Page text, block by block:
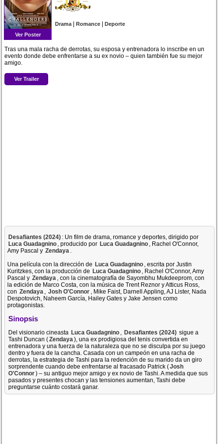
Ver Poster
Drama|Romance |Deporte
Tras una mala racha de derrotas, su esposa y entrenadora lo inscribe en un
evento donde debe enfrentarse a su ex novio – quien también fue su mejor
amigo.
Ver Trailer
Desafiantes (2024) : Un film de drama, romance y deportes, dirigido por
Luca Guadagnino , producido por Luca Guadagnino , Rachel O'Connor,
Amy Pascal y Zendaya .
Una película con la dirección de Luca Guadagnino , escrita por Justin
Kuritzkes, con la producción de Luca Guadagnino , Rachel O'Connor, Amy
Pascal y Zendaya , con la cinematografía de Sayombhu Mukdeeprom, con
la edición de Marco Costa, con la música de Trent Reznor y Atticus Ross,
con Zendaya , Josh O'Connor , Mike Faist, Darnell Appling, AJ Lister, Nada
Despotovich, Naheem García, Hailey Gates y Jake Jensen como
protagonistas.
Sinopsis
Del visionario cineasta Luca Guadagnino , Desafiantes (2024) sigue a
Tashi Duncan (Zendaya), una ex prodigiosa del tenis convertida en
entrenadora y una fuerza de la naturaleza que no se disculpa por su juego
dentro y fuera de la cancha. Casada con un campeón en una racha de
derrotas, la estrategia de Tashi para la redención de su marido da un giro
sorprendente cuando debe enfrentarse al fracasado Patrick (Josh
O'Connor) – su antiguo mejor amigo y ex novio de Tashi. A medida que sus
pasados y presentes chocan y las tensiones aumentan, Tashi debe
preguntarse cuánto costará ganar.